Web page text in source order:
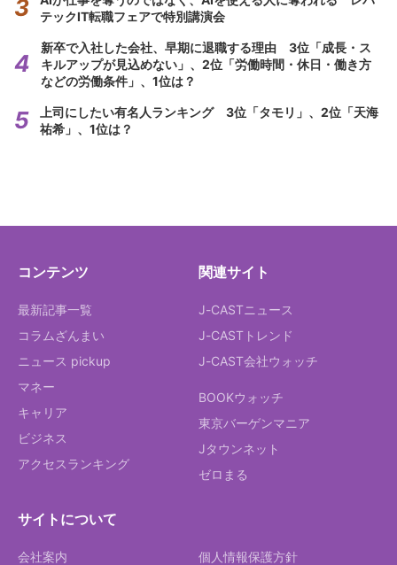
テックIT転職フェアで特別講演会
新卒で入社した会社、早期に退職する理由 3位「成長・ス
キルアップが見込めない」、2位「労働時間・休日・働き方
などの労働条件」、1位は？
上司にしたい有名人ランキング 3位「タモリ」、2位「天海
祐希」、1位は？
コンテンツ
最新記事一覧
コラムざんまい
ニュース pickup
マネー
キャリア
ビジネス
アクセスランキング
関連サイト
J-CASTニュース
J-CASTトレンド
J-CAST会社ウォッチ
BOOKウォッチ
東京バーゲンマニア
Jタウンネット
ゼロまる
サイトについて
会社案内 個人情報保護方針